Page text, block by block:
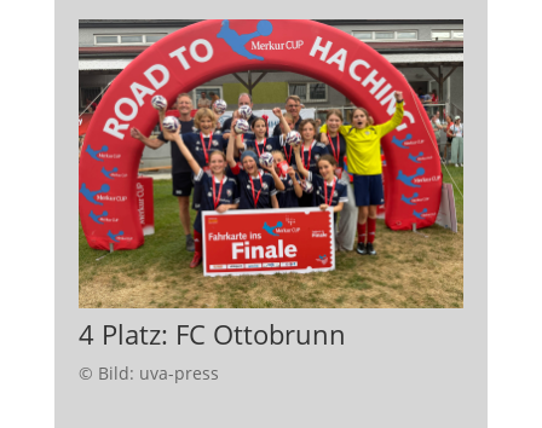
4 Platz: FC Ottobrunn
© Bild: uva-press